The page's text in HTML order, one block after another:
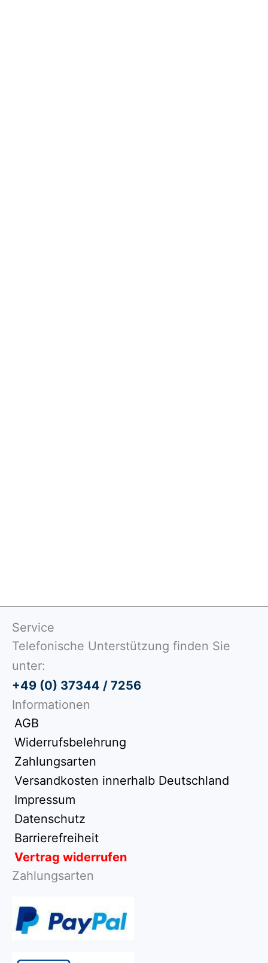
Service
Telefonische Unterstützung finden Sie
unter:
+49 (0) 37344 / 7256
Informationen
AGB
Widerrufsbelehrung
Zahlungsarten
Versandkosten innerhalb Deutschland
Impressum
Datenschutz
Barrierefreiheit
Vertrag widerrufen
Zahlungsarten